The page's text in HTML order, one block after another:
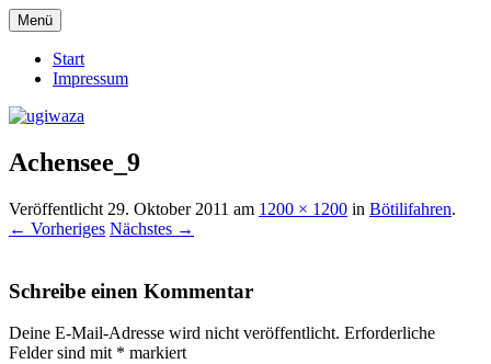
Zum
Inhalt
springen
ugiwaza
Menü
Start
Impressum
Achensee_9
Veröffentlicht 29. Oktober 2011 am 1200 × 1200 in Bötilifahren.
← Vorheriges Nächstes →
Schreibe einen Kommentar
Deine E-Mail-Adresse wird nicht veröffentlicht. Erforderliche
Felder sind mit * markiert